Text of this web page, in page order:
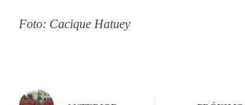
Foto: Cacique Hatuey